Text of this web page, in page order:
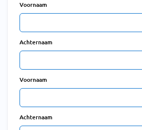
Voornaam
Achternaam
Voornaam
Achternaam